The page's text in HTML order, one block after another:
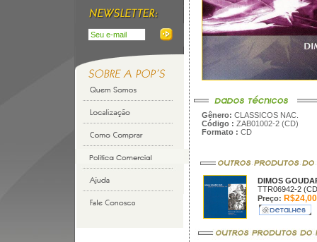
Gênero: CLASSICOS NAC.
Código : ZAB01002-2 (CD)
Formato : CD
DIMOS
TTR06942-2
Preço: R$24,00